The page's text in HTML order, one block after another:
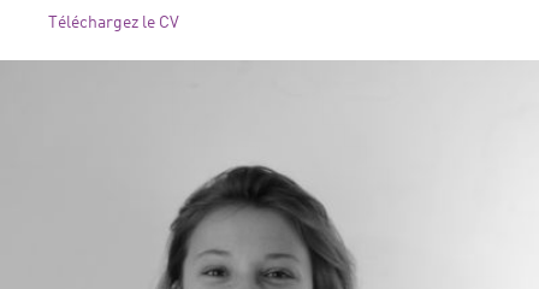
Téléchargez le CV